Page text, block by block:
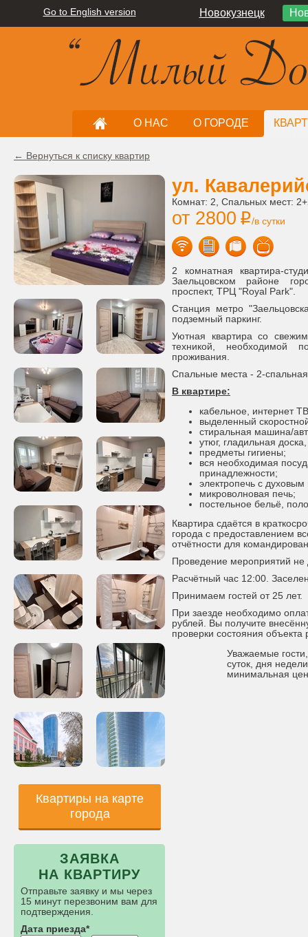
Go to English version Новокузнецк
О НАС О ГОРОДЕ
← Вернуться к списку квартир
Квартиры на карте
города
ул.
Комнат: 2, Спальных мест:
от 2800 i/в сутки
2 комнатная квартира-
Заельцовском районе
проспект, ТРЦ "Royal Park".
Станция метро
подземный паркинг.
Уютная квартира со
техникой, необходимой
проживания.
Спальные места - 2-
В квартире:
кабельное, интернет
выделенный
стиральная машина/
утюг, гладильная
предметы гигиены;
вся необходимая
принадлежности;
электропечь с
микроволновая печь;
постельное бельё,
Квартира сдаётся в
города с предоставлением
отчётности для
Проведение мероприятий не
Расчётный час 12:00.
Принимаем гостей от 25 лет.
При заезде необходимо
рублей. Вы получите
проверки состояния
Уважаемые гости,
суток, дня
минимальная
ЗАЯВКА
НА КВАРТИРУ
Отправьте заявку и мы через
15 минут перезвоним вам для
подтверждения.
Дата приезда*